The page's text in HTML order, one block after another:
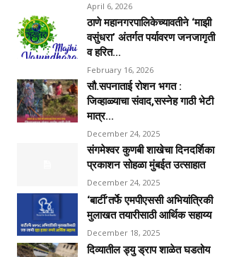
April 6, 2026
ठाणे महानगरपालिकेच्यावतीने ‘माझी
वसुंधरा’ अंतर्गत पर्यावरण जनजागृती
व हरित...
February 16, 2026
सौ.सपनाताई रोशन भगत :
जिव्हाळ्याचा संवाद,सस्नेह गाठी भेटी
मात्र...
December 24, 2025
संगमेश्वर कुणबी शाखेचा दिनदर्शिका
प्रकाशन सोहळा मुंबईत उत्साहात
December 24, 2025
‘बार्टी’तर्फे एमपीएससी अभियांत्रिकी
मुलाखत तयारीसाठी आर्थिक सहाय्य
December 18, 2025
दिव्यातील ड्यु ड्राप शाळेत घडतोय